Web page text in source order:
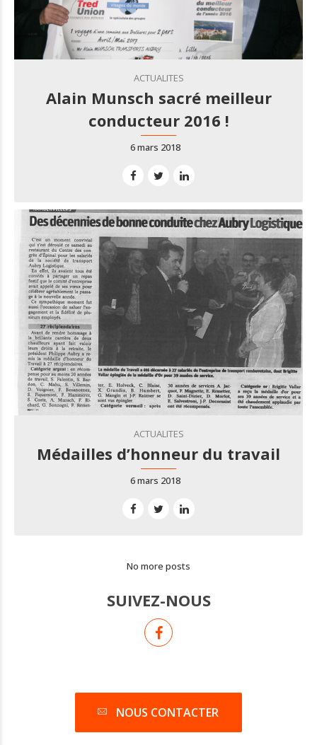
ACTUALITES
Alain Munsch sacré meilleur
conducteur 2016 !
6 mars 2018
ACTUALITES
Médailles d’honneur du travail
6 mars 2018
No more posts
SUIVEZ-NOUS
NOUS CONTACTER